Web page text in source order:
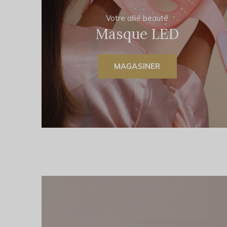
Votre allié beauté
Masque LED
MAGASINER